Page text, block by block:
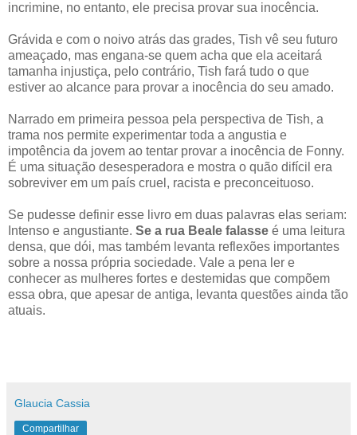
incrimine, no entanto, ele precisa provar sua inocência.
Grávida e com o noivo atrás das grades, Tish vê seu futuro
ameaçado, mas engana-se quem acha que ela aceitará
tamanha injustiça, pelo contrário, Tish fará tudo o que
estiver ao alcance para provar a inocência do seu amado.
Narrado em primeira pessoa pela perspectiva de Tish, a
trama nos permite experimentar toda a angustia e
impotência da jovem ao tentar provar a inocência de Fonny.
É uma situação desesperadora e mostra o quão difícil era
sobreviver em um país cruel, racista e preconceituoso.
Se pudesse definir esse livro em duas palavras elas seriam:
Intenso e angustiante. Se a rua Beale falasse é uma leitura
densa, que dói, mas também levanta reflexões importantes
sobre a nossa própria sociedade. Vale a pena ler e
conhecer as mulheres fortes e destemidas que compõem
essa obra, que apesar de antiga, levanta questões ainda tão
atuais.
Glaucia Cassia
Compartilhar